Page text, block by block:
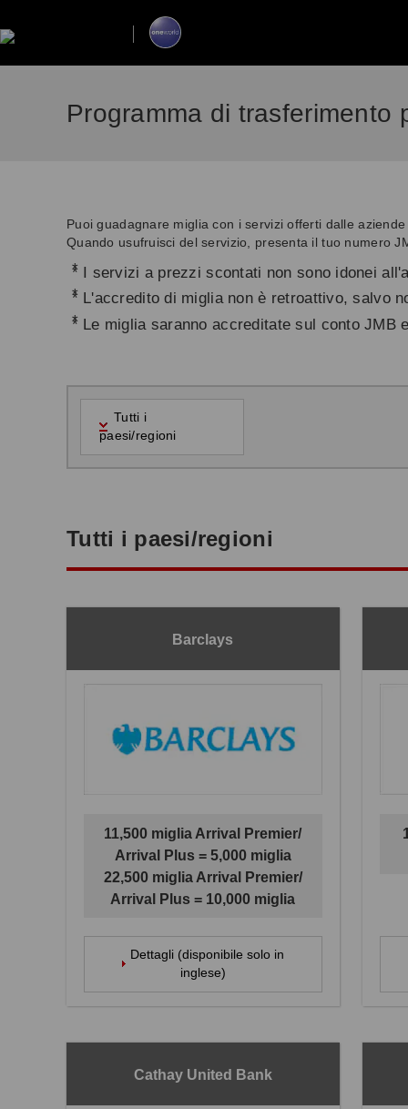
Programma di trasferimento
Puoi guadagnare miglia con i servizi offerti dalle
Quando usufruisci del servizio, presenta il tuo numero
* I servizi a prezzi scontati non sono idonei
* L'accredito di miglia non è retroattivo, salvo
* Le miglia saranno accreditate sul conto JMB
Tutti i
paesi/regioni
Tutti i paesi/regioni
Barclays
11,500 miglia Arrival Premier/
Arrival Plus = 5,000 miglia
22,500 miglia Arrival Premier/
Arrival Plus = 10,000 miglia
Dettagli (disponibile solo in
inglese)
Cathay United Bank